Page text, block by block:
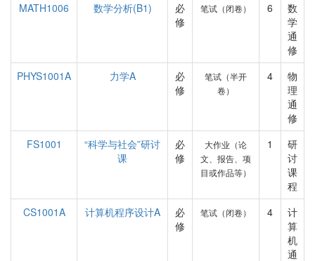
MATH1006
数学分析(B1)
必
修
笔试（闭卷） 6
数
学
通
修
PHYS1001A
力学A
必
修
笔试（半开
卷）
4
物
理
通
修
FS1001
“科学与社会”研讨
课
必
修
大作业（论
文、报告、项
目或作品等）
1
研
讨
课
程
CS1001A
计算机程序设计A
必
修
笔试（闭卷） 4
计
算
机
通